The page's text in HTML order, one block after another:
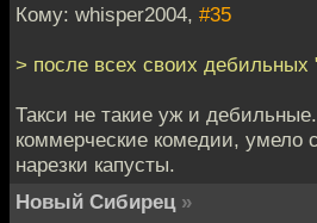
Кому: whisper2004, #35
> после всех своих дебильных
Такси не такие уж и
коммерческие комедии, умело
нарезки капусты.
Новый Сибирец »